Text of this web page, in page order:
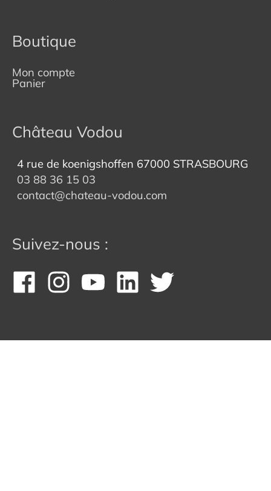
Boutique
Mon compte
Panier
Château Vodou
4 rue de koenigshoffen 67000 STRASBOURG
03 88 36 15 03
contact@chateau-vodou.com
Suivez-nous :